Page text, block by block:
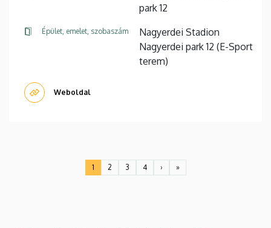
park 12
Épület, emelet, szobaszám
Nagyerdei Stadion
Nagyerdei park 12 (E-Sport
terem)
Weboldal
Jelenlegi
1
Oldal
2
Oldal
3
Oldal
4
Következő
›
Utolsó
»